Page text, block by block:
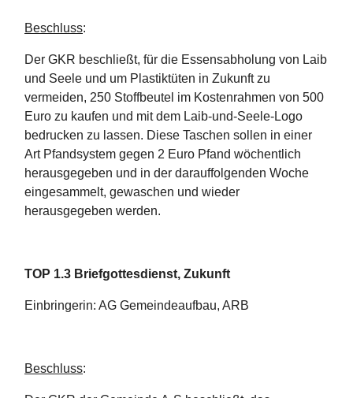
Beschluss:
Der GKR beschließt, für die Essensabholung von Laib
und Seele und um Plastiktüten in Zukunft zu
vermeiden, 250 Stoffbeutel im Kostenrahmen von 500
Euro zu kaufen und mit dem Laib-und-Seele-Logo
bedrucken zu lassen. Diese Taschen sollen in einer
Art Pfandsystem gegen 2 Euro Pfand wöchentlich
herausgegeben und in der darauffolgenden Woche
eingesammelt, gewaschen und wieder
herausgegeben werden.
TOP 1.3 Briefgottesdienst, Zukunft
Einbringerin: AG Gemeindeaufbau, ARB
Beschluss: